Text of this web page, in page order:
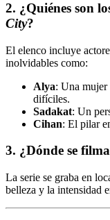
2. ¿Quiénes son
City?
El elenco incluye
inolvidables como:
Alya: Una mujer
difíciles.
Sadakat: Un
Cihan: El pilar
3. ¿Dónde se filma
La serie se graba en
belleza y la intensidad